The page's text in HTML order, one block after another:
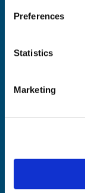
Preferences
Statistics
Marketing